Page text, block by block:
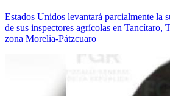
Estados Unidos levantará parcialmente la
de sus inspectores agrícolas en Tancítaro,
zona Morelia-Pátzcuaro